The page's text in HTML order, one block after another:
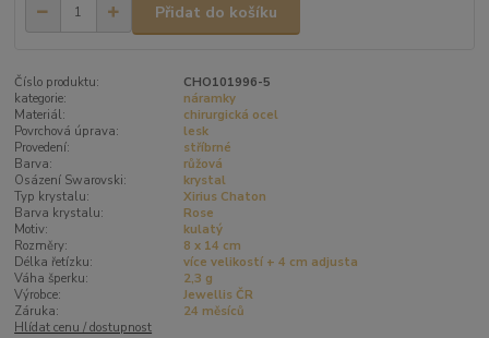
Přidat do košíku
Číslo produktu:
CHO101996-5
kategorie:
náramky
Materiál:
chirurgická ocel
Povrchová úprava:
lesk
Provedení:
stříbrné
Barva:
růžová
Osázení Swarovski:
krystal
Typ krystalu:
Xirius Chaton
Barva krystalu:
Rose
Motiv:
kulatý
Rozměry:
8 x 14 cm
Délka řetízku:
více velikostí + 4 cm adjusta
Váha šperku:
2,3 g
Výrobce:
Jewellis ČR
Záruka:
24 měsíců
Hlídat cenu / dostupnost